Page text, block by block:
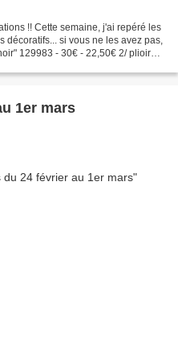
!! Cette semaine, j'ai repéré les
si vous ne les avez pas,
129983 - 30€ - 22,50€ 2/ plioir
1er mars